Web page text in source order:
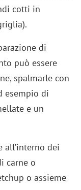
cotti in
di
può essere
spalmarle con
esempio di
e un
all’interno dei
carne o
o assieme